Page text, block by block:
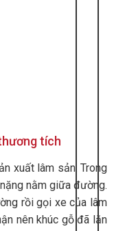
tích
xuất lâm sản. Trong
nằm giữa đường.
rồi gọi xe của lâm
nên khúc gỗ đã lăn